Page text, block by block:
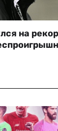
на